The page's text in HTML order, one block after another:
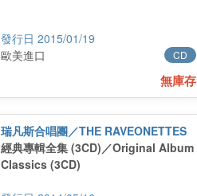
2015/01/19
CD
歐美進口
無庫存
瑞凡斯合唱團／THE RAVEONETTES
經典專輯全集 (3CD)／Original Album
Classics (3CD)